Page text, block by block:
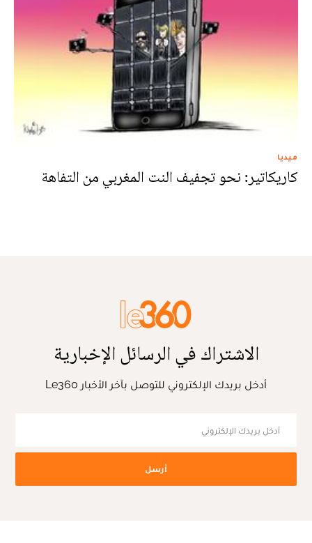
ميديا
كاريكاتير: نحو تجفيف النت المغربي من التفاهة
الاشتراك في الرسائل الإخبارية
أدخل بريدك الإلكتروني للتوصل بآخر الأخبار Le360
أرسل